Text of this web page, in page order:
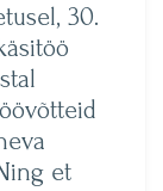
30.
et